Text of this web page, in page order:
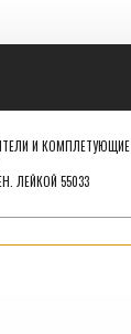
И КОМПЛЕТУЮЩИЕ
ЛЕЙКОЙ 55033